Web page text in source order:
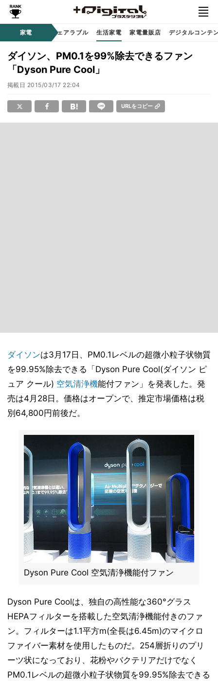
家電
ディオ 時計 / ウェアラブル 生活家電 家電量販店 デジタルコンテ
ダイソン、PM0.1を99%除去できるファン
「Dyson Pure Cool」
掲載日 2015/03/17 22:04
URLをコピー
ダイソンは3月17日、PM0.1レベルの超微小粒子状物質
を99.95%除去できる「Dyson Pure Cool(ダイソン ピ
ュア クール) 空気清浄機能付ファン」を発表した。発
売は4月28日。価格はオープンで、推定市場価格は税
別64,800円前後だ。
Dyson Pure Cool 空気清浄機能付ファン
Dyson Pure Coolは、独自の高性能な360°グラス
HEPAフィルターを搭載した空気清浄機能付きのファ
ン。フィルターは1.1平方m(全長は6.45m)のマイクロ
ファイバー素材を使用したものだ。254層折りのプリ
ーツ状になっており、花粉やバクテリアだけでなく
PM0.1レベルの超微小粒子状物質を99.95%除去できる